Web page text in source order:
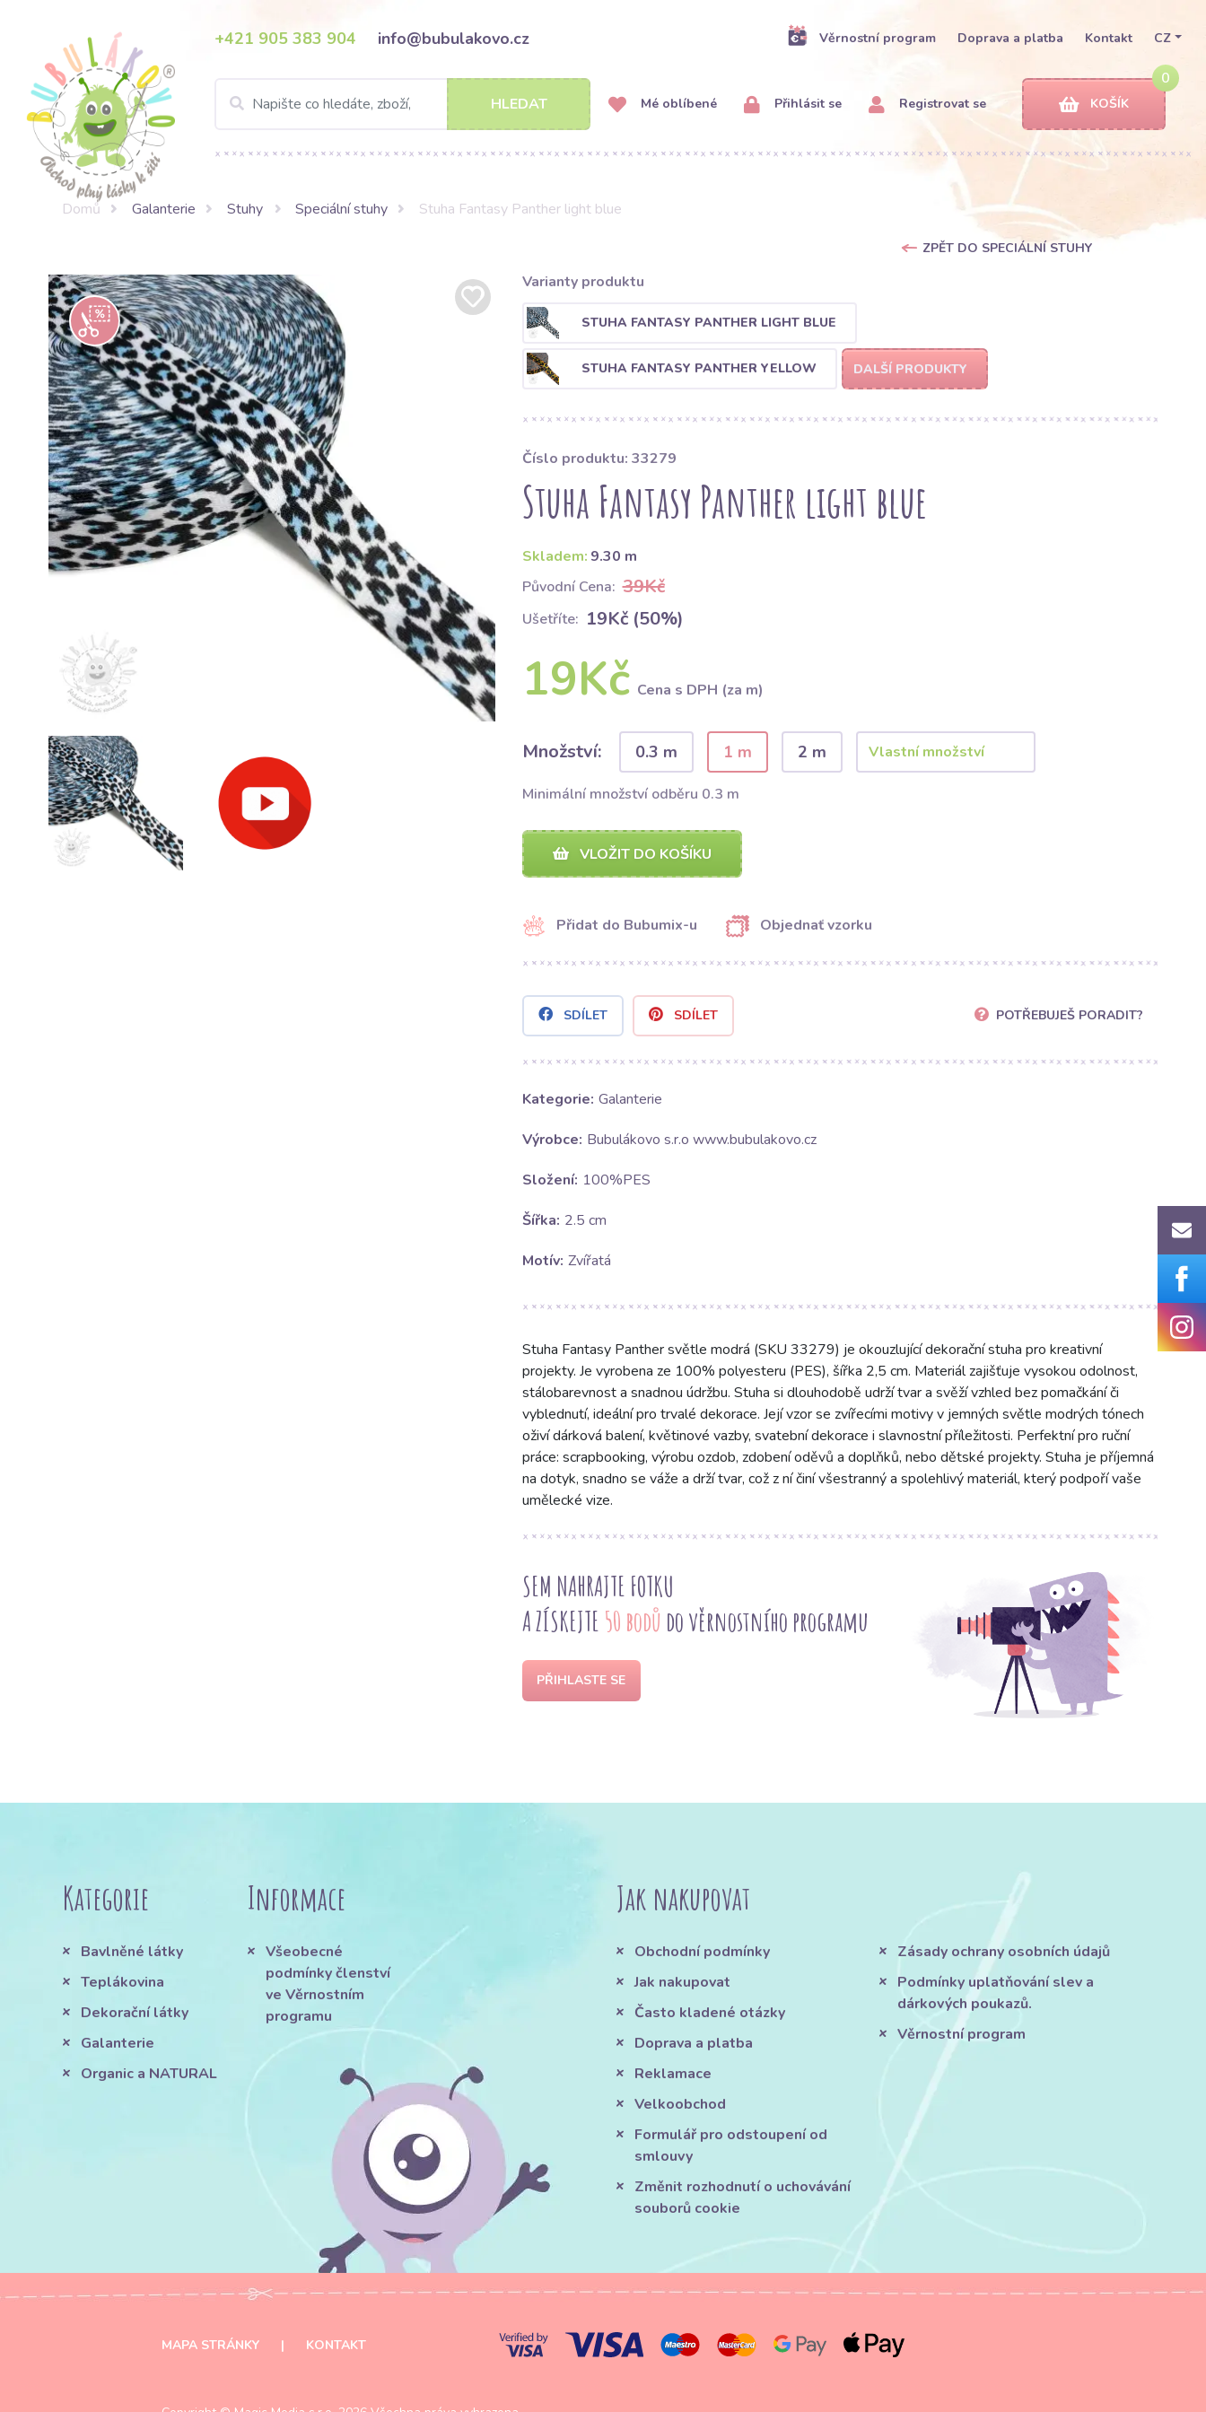
+421 905 383 904 info@bubulakovo.cz Věrnostní program Doprava a platba Kontakt CZ
HLEDAT Mé oblíbené Přihlásit se Registrovat se
0
KOŠÍK
Domů Galanterie Stuhy Speciální stuhy Stuha Fantasy Panther light blue
ZPĚT DO SPECIÁLNÍ STUHY
Varianty produktu
STUHA FANTASY PANTHER LIGHT BLUE
STUHA FANTASY PANTHER YELLOW DALŠÍ PRODUKTY
Číslo produktu: 33279
Stuha Fantasy Panther light blue
Skladem: 9.30 m
Původní Cena: 39Kč
Ušetříte: 19Kč (50%)
19Kč Cena s DPH (za m)
Množství: 0.3 m 1 m 2 m
Minimální množství odběru 0.3 m
VLOŽIT DO KOŠÍKU
Přidat do Bubumix-u Objednať vzorku
SDÍLET SDÍLET POTŘEBUJEŠ PORADIT?
Kategorie: Galanterie
Výrobce: Bubulákovo s.r.o www.bubulakovo.cz
Složení: 100%PES
Šířka: 2.5 cm
Motív: Zvířatá
Stuha Fantasy Panther světle modrá (SKU 33279) je okouzlující dekorační stuha pro kreativní
projekty. Je vyrobena ze 100% polyesteru (PES), šířka 2,5 cm. Materiál zajišťuje vysokou odolnost,
stálobarevnost a snadnou údržbu. Stuha si dlouhodobě udrží tvar a svěží vzhled bez pomačkání či
vyblednutí, ideální pro trvalé dekorace. Její vzor se zvířecími motivy v jemných světle modrých tónech
oživí dárková balení, květinové vazby, svatební dekorace i slavnostní příležitosti. Perfektní pro ruční
práce: scrapbooking, výrobu ozdob, zdobení oděvů a doplňků, nebo dětské projekty. Stuha je příjemná
na dotyk, snadno se váže a drží tvar, což z ní činí všestranný a spolehlivý materiál, který podpoří vaše
umělecké vize.
SEM NAHRAJTE FOTKU
A ZÍSKEJTE 50 bodů do věrnostního programu
PŘIHLASTE SE
Kategorie
Bavlněné látky
Teplákovina
Dekorační látky
Galanterie
Organic a NATURAL
Informace
Všeobecné
podmínky členství
ve Věrnostním
programu
Jak nakupovat
Obchodní podmínky
Jak nakupovat
Často kladené otázky
Doprava a platba
Reklamace
Velkoobchod
Formulář pro odstoupení od
smlouvy
Změnit rozhodnutí o uchovávání
souborů cookie
Zásady ochrany osobních údajů
Podmínky uplatňování slev a
dárkových poukazů.
Věrnostní program
MAPA STRÁNKY | KONTAKT